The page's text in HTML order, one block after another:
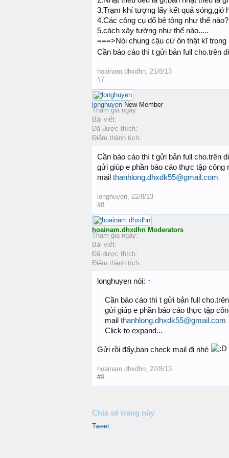
3.Trạm khí tượng lấy kết quả sóng,gió
4.Các công cụ đổ bê tông như thế nào?
5.cách xây tường như thế nào.....
===>Nói chung cậu cứ ôn thật kĩ trong
Cần báo cáo thì t gửi bản full cho.trên
hoainam.dhxdhn, 21/8/13
#7
longhuyen New Member
Tham gia ngày:
Bài viết:
Đã được thích:
Điểm thành tích:
Cần báo cáo thì t gửi bản full cho.trên
gửi giúp e phần báo cáo thực tập
mail thanhlong.dhxdk55@gmail.com
longhuyen, 22/8/13
#8
hoainam.dhxdhn Moderators
Tham gia ngày:
Bài viết:
Đã được thích:
Điểm thành tích:
longhuyen nói: ↑
Cần báo cáo thì t gửi bản full
gửi giúp e phần báo cáo thực tập
mail thanhlong.dhxdk55@gmail.com
Click to expand...
Gửi rồi đấy,bạn check mail đi nhé
hoainam.dhxdhn 22/8/13
#9
Chia sẻ trang này
Tweet